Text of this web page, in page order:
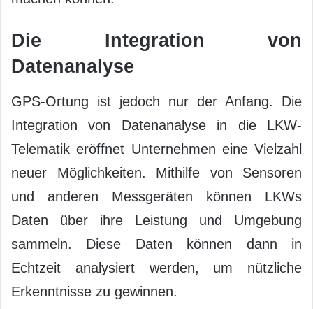
Die Integration von
Datenanalyse
GPS-Ortung ist jedoch nur der Anfang. Die
Integration von Datenanalyse in die LKW-
Telematik eröffnet Unternehmen eine Vielzahl
neuer Möglichkeiten. Mithilfe von Sensoren
und anderen Messgeräten können LKWs
Daten über ihre Leistung und Umgebung
sammeln. Diese Daten können dann in
Echtzeit analysiert werden, um nützliche
Erkenntnisse zu gewinnen.